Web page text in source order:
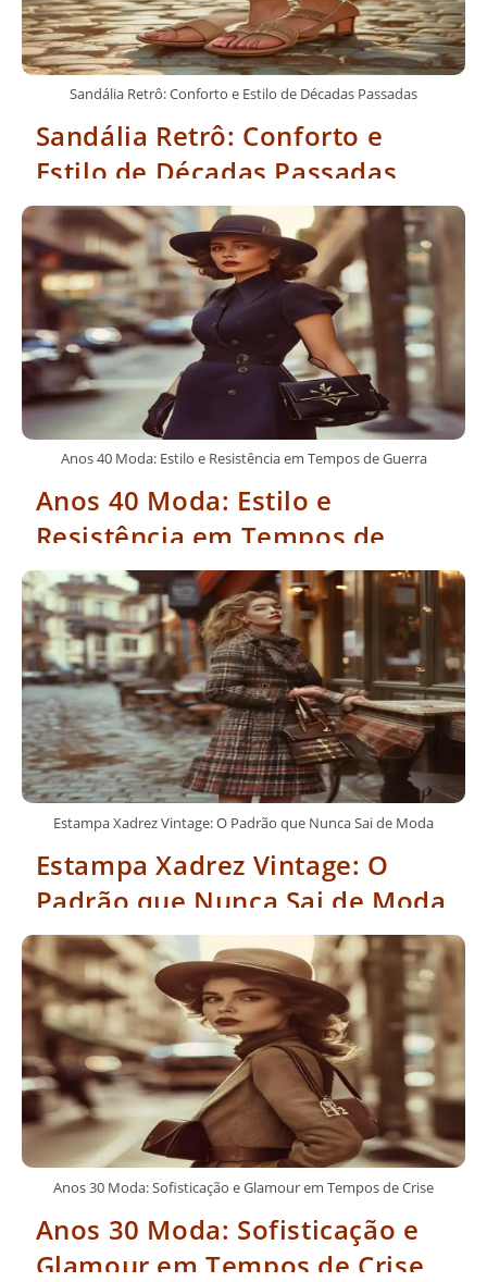
Sandália Retrô: Conforto e Estilo de Décadas Passadas
Sandália Retrô: Conforto e
Estilo de Décadas Passadas
Anos 40 Moda: Estilo e Resistência em Tempos de Guerra
Anos 40 Moda: Estilo e
Resistência em Tempos de
Guerra
Estampa Xadrez Vintage: O Padrão que Nunca Sai de Moda
Estampa Xadrez Vintage: O
Padrão que Nunca Sai de Moda
Anos 30 Moda: Sofisticação e Glamour em Tempos de Crise
Anos 30 Moda: Sofisticação e
Glamour em Tempos de Crise